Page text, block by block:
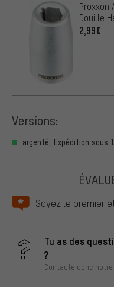
Proxxon
Douille
2,99€
Versions:
argenté, Expédition sous
Soyez le premier
Tu as des
?
Contacte donc